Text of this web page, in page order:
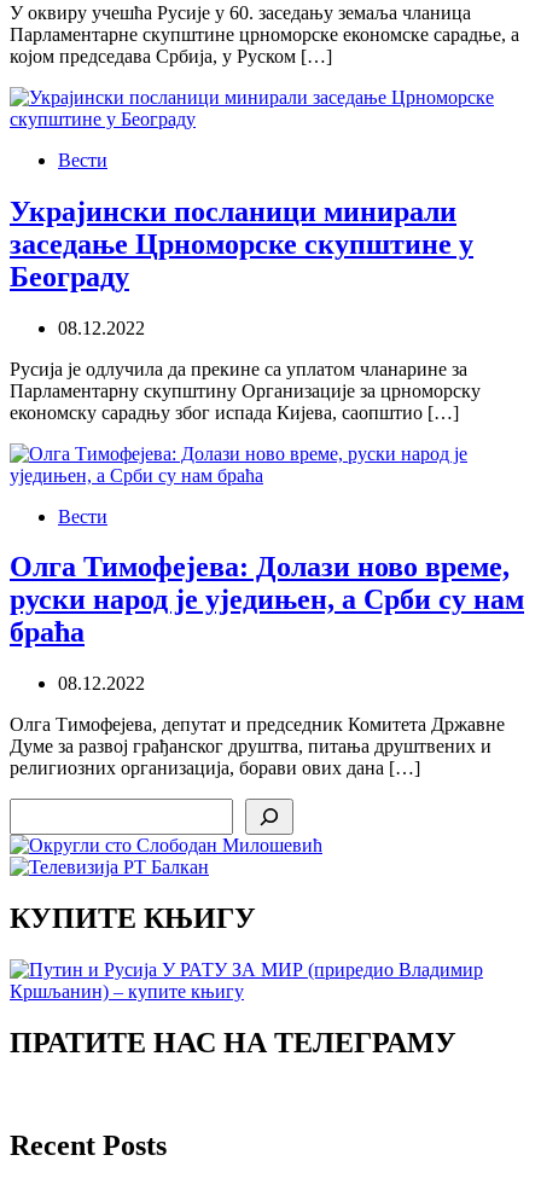
У оквиру учешћа Русије у 60. заседању земаља чланица
Парламентарне скупштине црноморске економске сарадње, а
којом председава Србија, у Руском […]
Вести
Украјински посланици минирали
заседање Црноморске скупштине у
Београду
08.12.2022
Русија је одлучила да прекине са уплатом чланарине за
Парламентарну скупштину Организације за црноморску
економску сарадњу због испада Кијева, саопштио […]
Вести
Олга Тимофејева: Долази ново време,
руски народ је уједињен, а Срби су нам
браћа
08.12.2022
Олга Тимофејева, депутат и председник Комитета Државне
Думе за развој грађанског друштва, питања друштвених и
религиозних организација, борави ових дана […]
КУПИТЕ КЊИГУ
ПРАТИТЕ НАС НА ТЕЛЕГРАМУ
Recent Posts